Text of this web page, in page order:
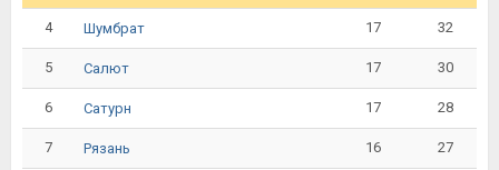
4 Шумбрат 17 32
5 Салют 17 30
6 Сатурн 17 28
7 Рязань 16 27